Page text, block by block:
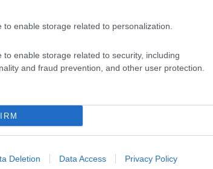
to enable storage related to personalization.
to enable storage related to security, including
and fraud prevention, and other user protection.
Deletion Data Access Privacy Policy
között legyen a Google-
SELEJTEZŐ
#ÖRMÉNYORSZÁG
LAPSZEMLE